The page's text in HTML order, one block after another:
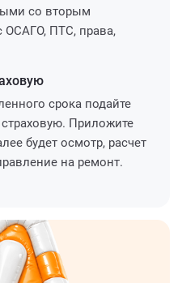
со вторым
ОСАГО, ПТС, права,
срока подайте
Приложите
будет осмотр, расчет
на ремонт.